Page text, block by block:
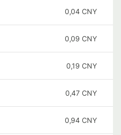
0,04 CNY
0,09 CNY
0,19 CNY
0,47 CNY
0,94 CNY